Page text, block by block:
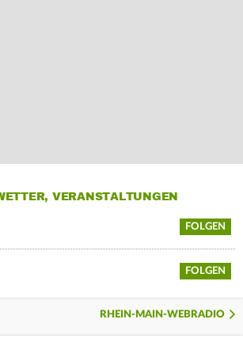
VERANSTALTUNGEN
FOLGEN
FOLGEN
RHEIN-MAIN-WEBRADIO